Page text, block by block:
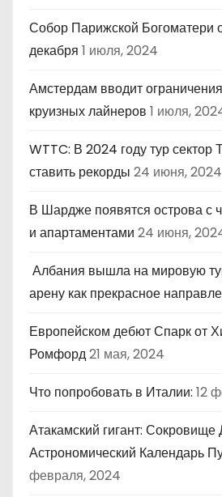
Собор Парижской Богоматери
декабря 1 июля, 2024
Амстердам вводит
круизных лайнеров 1 июля,
WTTC: В 2024 году тур сектор
ставить рекорды 24 июня, 2024
В Шардже появятся острова с
и апартаментами 24 июня,
Албания вышла на мировую
арену как прекрасное
Европейском дебют Спарк от
Ромфорд21 мая, 2024
Что попробовать в Италии: 12
Атакамский гигант: Сокровище
Астрономический Календарь
февраля, 2024